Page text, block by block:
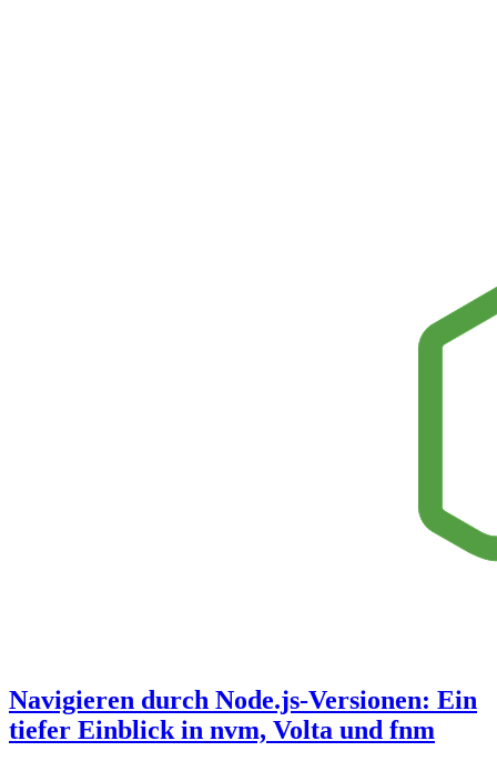
Navigieren durch Node.js-Versionen: Ein
tiefer Einblick in nvm, Volta und fnm